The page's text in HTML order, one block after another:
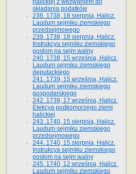
halickiej z wezwaniem do
składania podatków
238. 1738, 18 sierpnia, Halicz.
Laudum sejmiku ziemskiego
przedsejmowego
239. 1738, 18 sierpnia, Halicz.
Instrukcya sejmiku ziemskiego
posłom na sejm walny
240. 1738, 15 września, Halicz.
Laudum sejmiku ziemskiego
deputackiego
241. 1739, 15 września, Halicz.
Laudum sejmiku ziemskiego
gospodarskiego
242. 1739, 17 września, Halicz.
Elekcya podkomorzego ziemi
halickiej
243. 1740, 15 sierpnia, Halicz.
Laudum sejmiku ziemskiego
przedsejmowego
244. 1740, 15 sierpnia, Halicz.
Instrukcya sejmiku ziemskiego
posłom na sejm walny
245. 1740, 12 września, Halicz.
Laudum sejmiku ziemskiego